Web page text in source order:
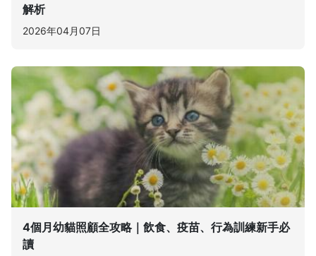
解析
2026年04月07日
4個月幼貓照顧全攻略｜飲食、疫苗、行為訓練新手必
讀